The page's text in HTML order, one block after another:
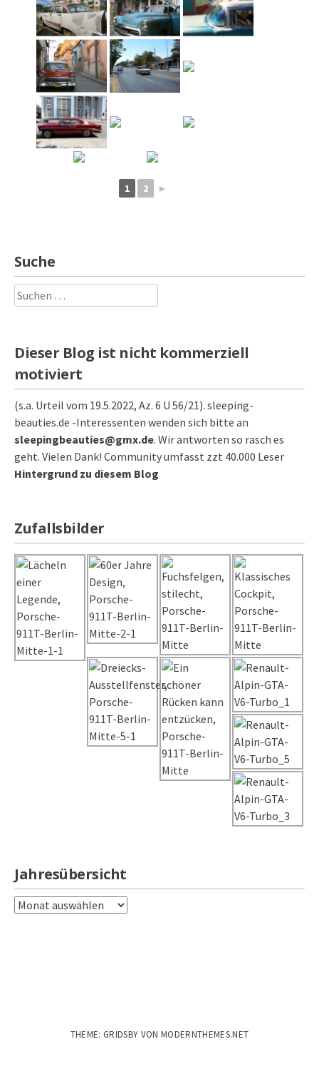
1 2 ►
Suche
Suchen
nach:
Dieser Blog ist nicht kommerziell
motiviert
(s.a. Urteil vom 19.5.2022, Az. 6 U 56/21). sleeping-
beauties.de -Interessenten wenden sich bitte an
sleepingbeauties@gmx.de. Wir antworten so rasch es
geht. Vielen Dank! Community umfasst zzt 40.000 Leser
Hintergrund zu diesem Blog
Zufallsbilder
Jahresübersicht
Jahresübersicht
THEME: GRIDSBY VON MODERNTHEMES.NET